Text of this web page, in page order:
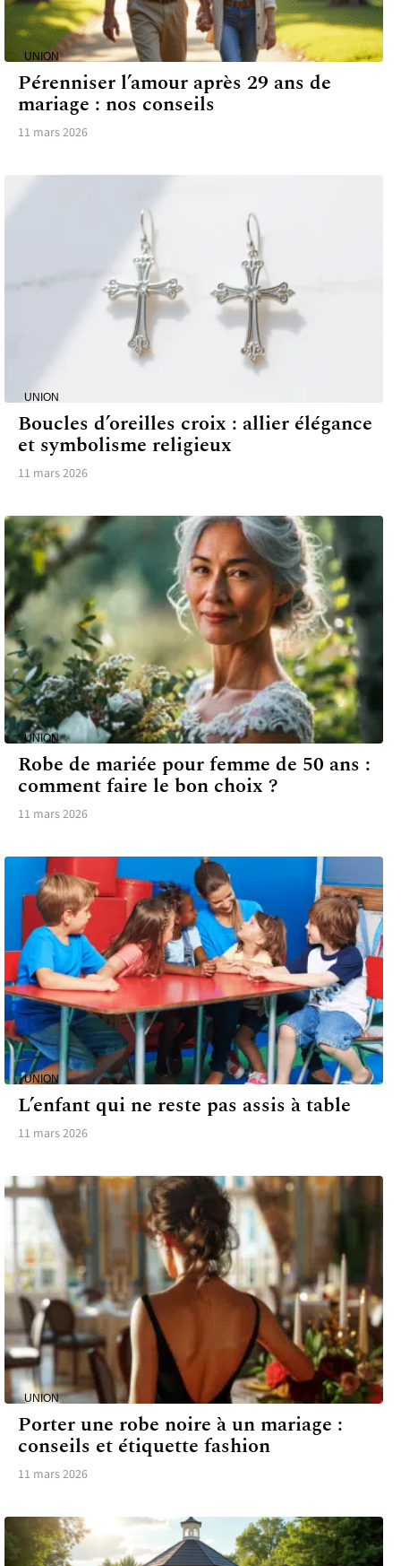
UNION
Pérenniser l’amour après 29 ans de
mariage : nos conseils
11 mars 2026
UNION
Boucles d’oreilles croix : allier élégance
et symbolisme religieux
11 mars 2026
UNION
Robe de mariée pour femme de 50 ans :
comment faire le bon choix ?
11 mars 2026
UNION
L’enfant qui ne reste pas assis à table
11 mars 2026
UNION
Porter une robe noire à un mariage :
conseils et étiquette fashion
11 mars 2026